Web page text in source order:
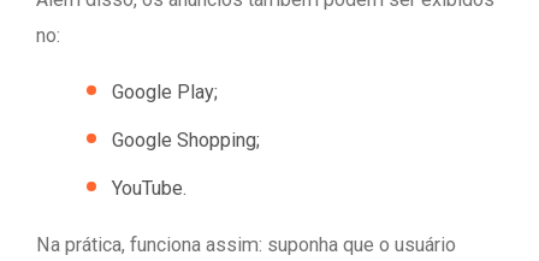
no:
Google Play;
Google Shopping;
YouTube.
Na prática, funciona assim: suponha que o usuário